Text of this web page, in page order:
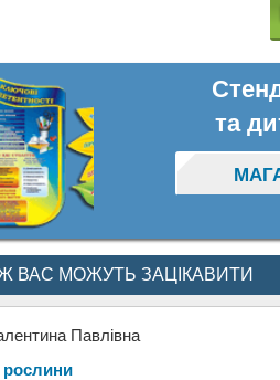
та
ВАС МОЖУТЬ ЗАЦІКАВИТИ
Павлівна
рослини